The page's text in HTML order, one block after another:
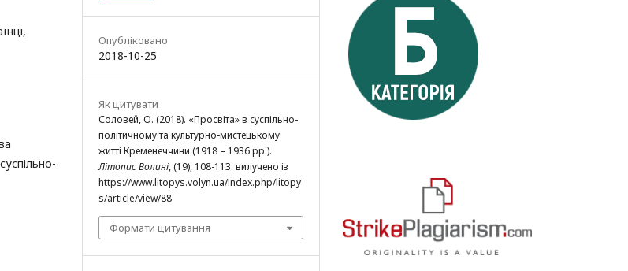
Опубліковано
2018-10-25
Як цитувати
Соловей, О. (2018). «Просвіта» в суспільно-
політичному та культурно-мистецькому
житті Кременеччини (1918 – 1936 рр.).
Літопис Волині, (19), 108-113. вилучено із
https://www.litopys.volyn.ua/index.php/litopy
s/article/view/88
Формати цитування